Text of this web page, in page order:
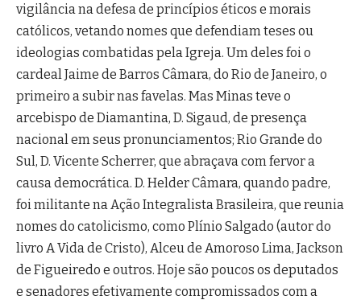
vigilância na defesa de princípios éticos e morais
católicos, vetando nomes que defendiam teses ou
ideologias combatidas pela Igreja. Um deles foi o
cardeal Jaime de Barros Câmara, do Rio de Janeiro, o
primeiro a subir nas favelas. Mas Minas teve o
arcebispo de Diamantina, D. Sigaud, de presença
nacional em seus pronunciamentos; Rio Grande do
Sul, D. Vicente Scherrer, que abraçava com fervor a
causa democrática. D. Helder Câmara, quando padre,
foi militante na Ação Integralista Brasileira, que reunia
nomes do catolicismo, como Plínio Salgado (autor do
livro A Vida de Cristo), Alceu de Amoroso Lima, Jackson
de Figueiredo e outros. Hoje são poucos os deputados
e senadores efetivamente compromissados com a